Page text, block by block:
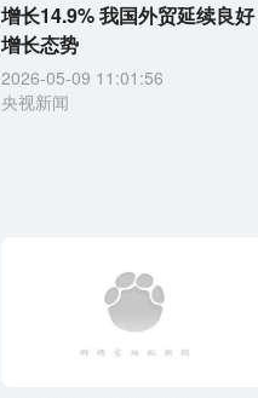
增长14.9% 我国外贸延续良好
增长态势
2026-05-09 11:01:56
央视新闻